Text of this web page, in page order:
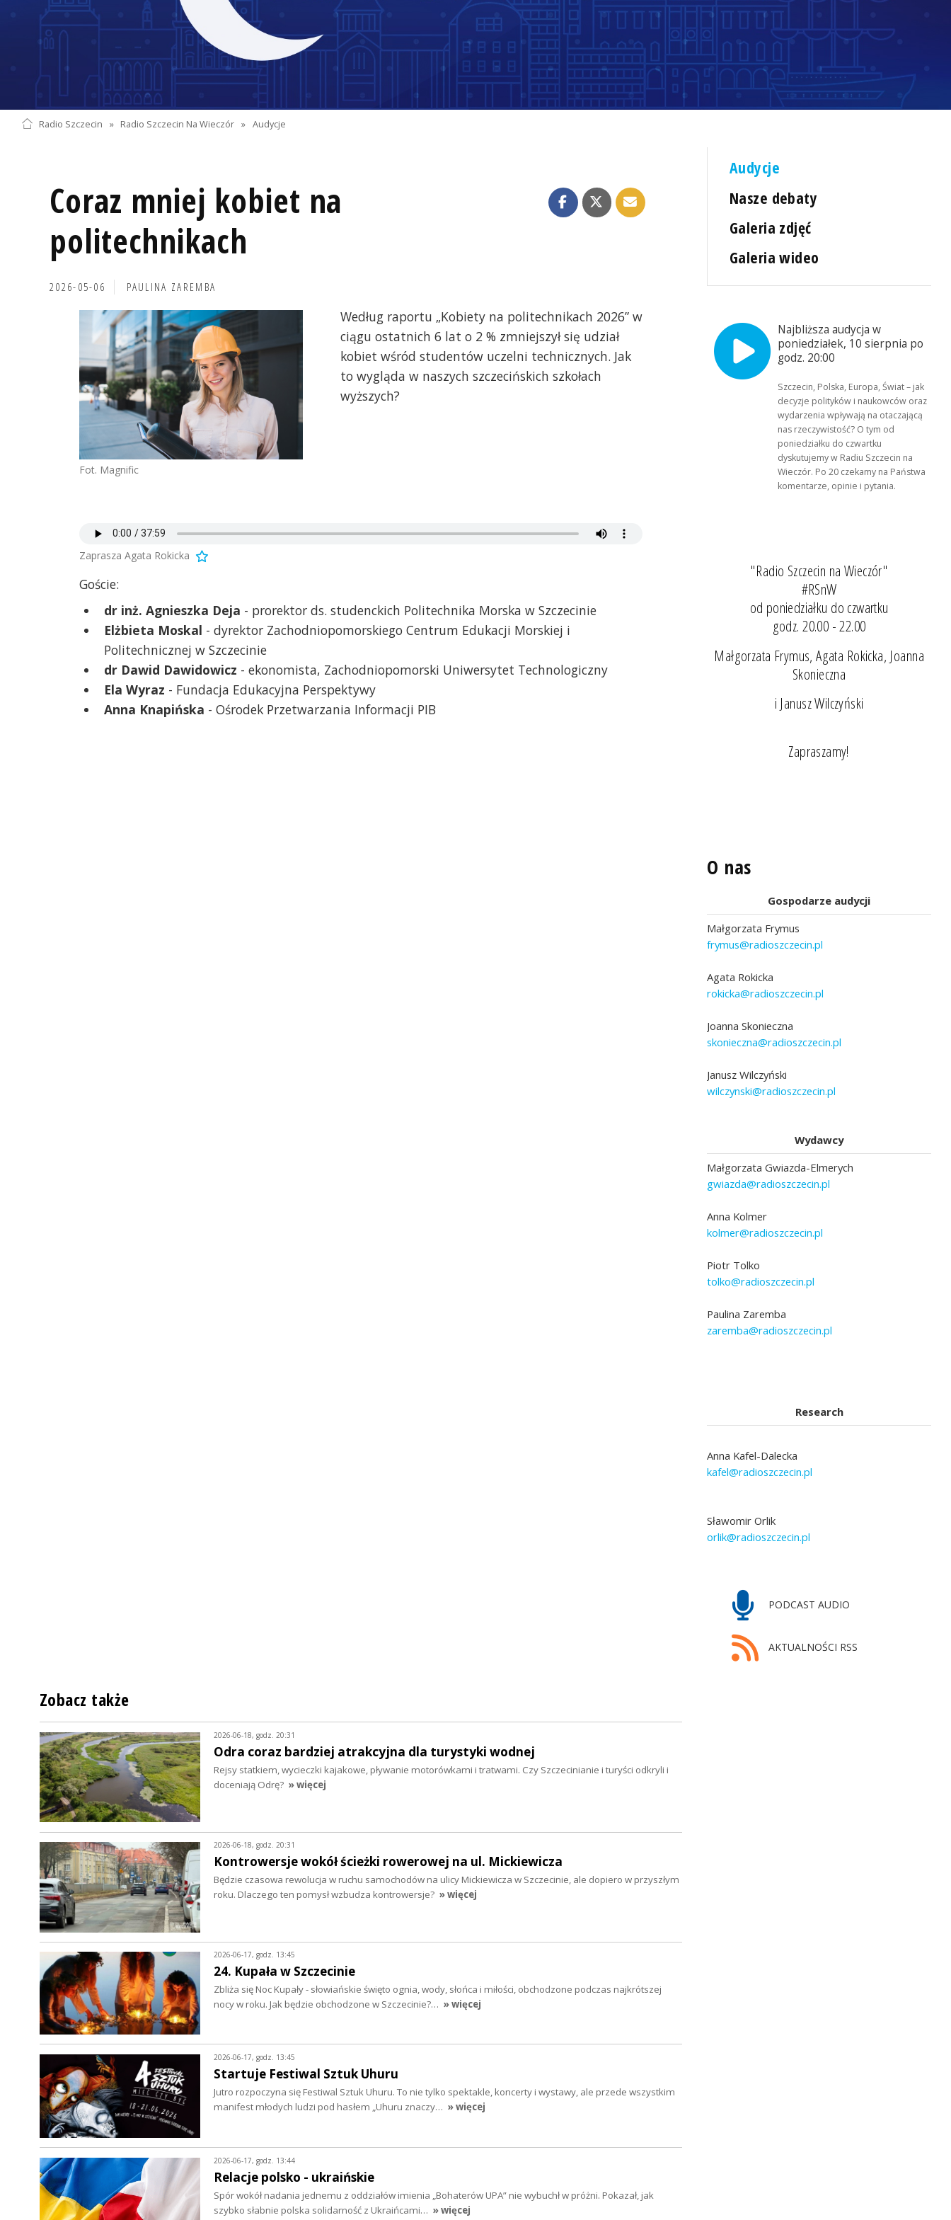
Radio Szczecin » Radio Szczecin Na Wieczór » Audycje
Coraz mniej kobiet na
politechnikach
2026-05-06 PAULINA ZAREMBA
Fot. Magnific
Według raportu „Kobiety na politechnikach 2026” w
ciągu ostatnich 6 lat o 2 % zmniejszył się udział
kobiet wśród studentów uczelni technicznych. Jak
to wygląda w naszych szczecińskich szkołach
wyższych?
Zaprasza Agata Rokicka
Goście:
dr inż. Agnieszka Deja - prorektor ds. studenckich Politechnika Morska w Szczecinie
Elżbieta Moskal - dyrektor Zachodniopomorskiego Centrum Edukacji Morskiej i
Politechnicznej w Szczecinie
dr Dawid Dawidowicz - ekonomista, Zachodniopomorski Uniwersytet Technologiczny
Ela Wyraz - Fundacja Edukacyjna Perspektywy
Anna Knapińska - Ośrodek Przetwarzania Informacji PIB
Audycje
Nasze debaty
Galeria zdjęć
Galeria wideo
Najbliższa audycja w
poniedziałek, 10 sierpnia po
godz. 20:00
Szczecin, Polska, Europa, Świat – jak
decyzje polityków i naukowców oraz
wydarzenia wpływają na otaczającą
nas rzeczywistość? O tym od
poniedziałku do czwartku
dyskutujemy w Radiu Szczecin na
Wieczór. Po 20 czekamy na Państwa
komentarze, opinie i pytania.
"Radio Szczecin na Wieczór"
#RSnW
od poniedziałku do czwartku
godz. 20.00 - 22.00
Małgorzata Frymus, Agata Rokicka, Joanna
Skonieczna
i Janusz Wilczyński
Zapraszamy!
O nas
Gospodarze audycji
Małgorzata Frymus
frymus@radioszczecin.pl
Agata Rokicka
rokicka@radioszczecin.pl
Joanna Skonieczna
skonieczna@radioszczecin.pl
Janusz Wilczyński
wilczynski@radioszczecin.pl
Wydawcy
Małgorzata Gwiazda-Elmerych
gwiazda@radioszczecin.pl
Anna Kolmer
kolmer@radioszczecin.pl
Piotr Tolko
tolko@radioszczecin.pl
Paulina Zaremba
zaremba@radioszczecin.pl
Research
Anna Kafel-Dalecka
kafel@radioszczecin.pl
Sławomir Orlik
orlik@radioszczecin.pl
PODCAST AUDIO
AKTUALNOŚCI RSS
Zobacz także
2026-06-18, godz. 20:31
Odra coraz bardziej atrakcyjna dla turystyki wodnej
Rejsy statkiem, wycieczki kajakowe, pływanie motorówkami i tratwami. Czy Szczecinianie i turyści odkryli i
doceniają Odrę? » więcej
2026-06-18, godz. 20:31
Kontrowersje wokół ścieżki rowerowej na ul. Mickiewicza
Będzie czasowa rewolucja w ruchu samochodów na ulicy Mickiewicza w Szczecinie, ale dopiero w przyszłym
roku. Dlaczego ten pomysł wzbudza kontrowersje? » więcej
2026-06-17, godz. 13:45
24. Kupała w Szczecinie
Zbliża się Noc Kupały - słowiańskie święto ognia, wody, słońca i miłości, obchodzone podczas najkrótszej
nocy w roku. Jak będzie obchodzone w Szczecinie?… » więcej
2026-06-17, godz. 13:45
Startuje Festiwal Sztuk Uhuru
Jutro rozpoczyna się Festiwal Sztuk Uhuru. To nie tylko spektakle, koncerty i wystawy, ale przede wszystkim
manifest młodych ludzi pod hasłem „Uhuru znaczy… » więcej
2026-06-17, godz. 13:44
Relacje polsko - ukraińskie
Spór wokół nadania jednemu z oddziałów imienia „Bohaterów UPA” nie wybuchł w próżni. Pokazał, jak
szybko słabnie polska solidarność z Ukraińcami… » więcej